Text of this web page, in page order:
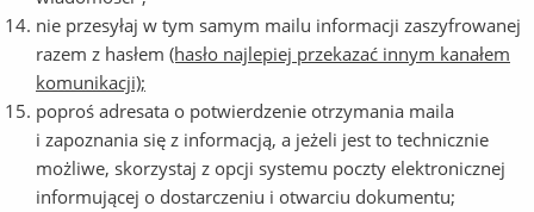
nie przesyłaj w tym samym mailu informacji zaszyfrowanej
razem z hasłem (hasło najlepiej przekazać innym kanałem
komunikacji);
poproś adresata o potwierdzenie otrzymania maila
i zapoznania się z informacją, a jeżeli jest to technicznie
możliwe, skorzystaj z opcji systemu poczty elektronicznej
informującej o dostarczeniu i otwarciu dokumentu;